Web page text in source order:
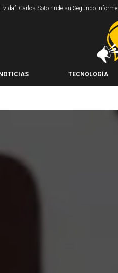
Carlos Soto rinde su Segundo Informe
NOTICIAS TECNOLOGÍA